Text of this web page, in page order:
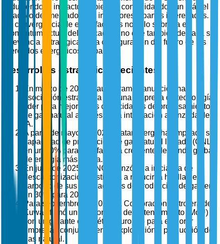
reduciendo el impacto ambiental, consolidando aún más el
atractivo del mercado para inversores y partes interesadas.
La convergencia de estos factores no solo subraya el
momentum actual del mercado, sino que también destaca su
relevancia estratégica en la configuración del futuro de los
mercados energéticos globales.
Desarrollos estratégicos recientes
En marzo de 2025, Saudi Aramco anunció una
asociación estratégica con una empresa de tecnología
líder para mejorar sus capacidades de procesamiento
de gas natural a través de la integración avanzada de
IA.
A partir de mayo de 2025, QatarEnergy ha ampliado su
capacidad de producción de gas natural licuado (GNL)
en un 10% para satisfacer la creciente demanda global
de energía más limpia.
En julio de 2025, ADNOC lanzó una iniciativa de
descarbonización destinada a reducir la huella de
carbono de sus instalaciones de producción de gas en
un 30% para 2030.
Para septiembre de 2025, la Corporación Petrolera de
Kuwait firmó un Memorando de Entendimiento (MoU)
con un gigante energético europeo para explorar
empresas conjuntas en la exploración y producción de
gas natural.